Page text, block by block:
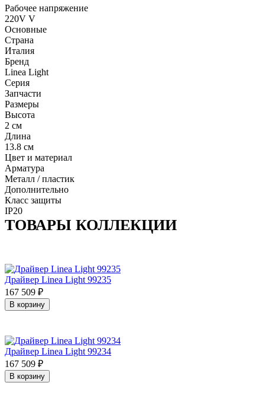
Рабочее напряжение
220V V
Основные
Страна
Италия
Бренд
Linea Light
Серия
Запчасти
Размеры
Высота
2 см
Длина
13.8 см
Цвет и материал
Арматура
Металл / пластик
Дополнительно
Класс защиты
IP20
ТОВАРЫ КОЛЛЕКЦИИ
Драйвер Linea Light 99235
167 509 ₽
В корзину
Драйвер Linea Light 99234
167 509 ₽
В корзину